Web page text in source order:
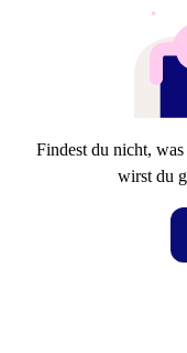
Findest du nicht,
wirst du